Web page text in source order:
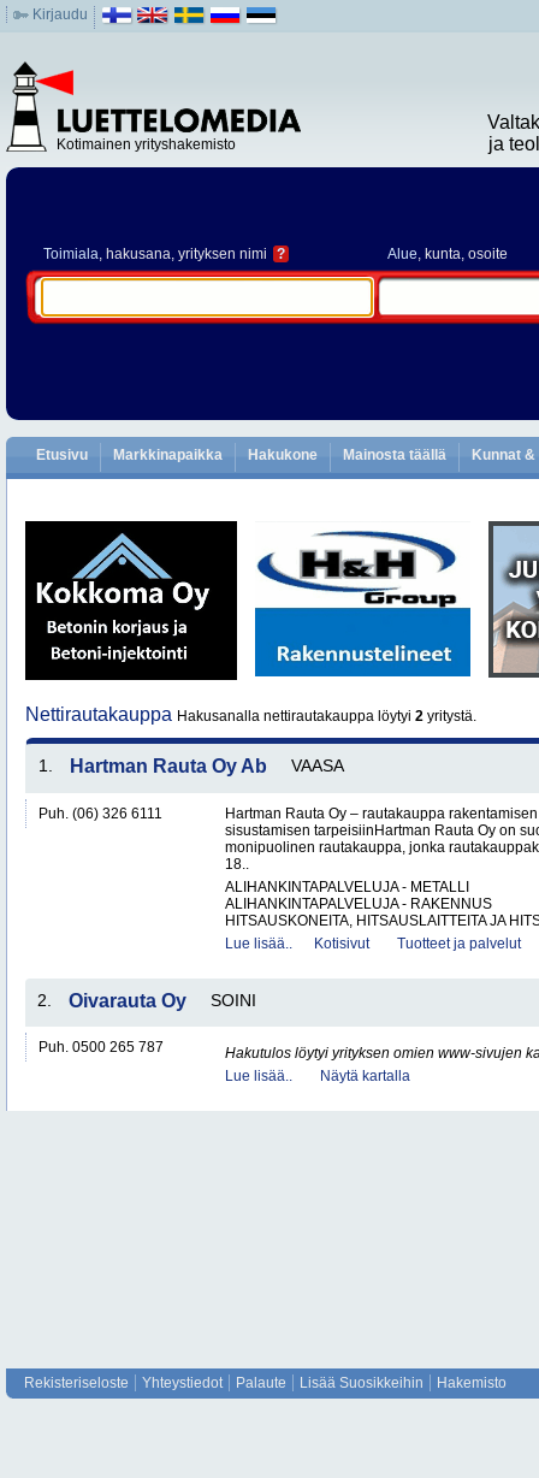
Kirjaudu
Kotimainen yrityshakemisto
ja
Toimiala, hakusana, yrityksen nimi ? Alue, kunta, osoite
Etusivu Markkinapaikka Hakukone Mainosta täällä Kunnat
Nettirautakauppa Hakusanalla nettirautakauppa löytyi 2 yritystä.
1. Hartman Rauta Oy Ab VAASA
Puh. (06) 326 6111
Hartman Rauta Oy – rautakauppa
sisustamisen tarpeisiinHartman Rauta Oy on
monipuolinen rautakauppa, jonka
18..
ALIHANKINTAPALVELUJA - METALLI
ALIHANKINTAPALVELUJA - RAKENNUS
HITSAUSKONEITA, HITSAUSLAITTEITA JA
Lue lisää..
Kotisivut Tuotteet ja palvelut
2. Oivarauta Oy SOINI
Puh. 0500 265 787
Hakutulos löytyi yrityksen omien www-sivujen
Lue lisää..
Näytä kartalla
Rekisteriseloste Yhteystiedot Palaute Lisää Suosikkeihin Hakemisto